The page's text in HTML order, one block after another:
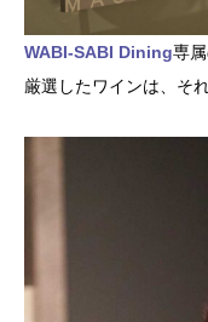
WABI-SABI Dining専
厳選したワインは、そ